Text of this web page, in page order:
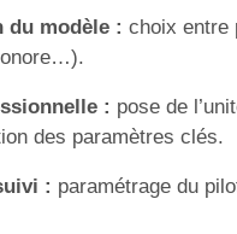
du modèle : choix entre
: pose de
des paramètres clés.
: paramétrage du